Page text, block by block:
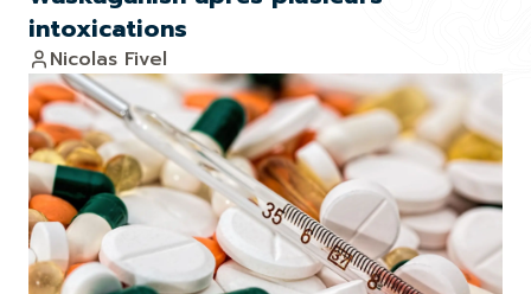
intoxications
Nicolas Fivel